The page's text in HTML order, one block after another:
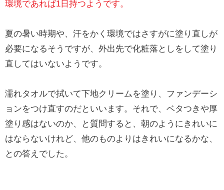
環境であれば1日持つようです。
夏の暑い時期や、汗をかく環境ではさすがに塗り直しが
必要になるそうですが、外出先で化粧落としをして塗り
直してはいないようです。
濡れタオルで拭いて下地クリームを塗り、ファンデーシ
ョンをつけ直すのだといいます。それで、ベタつきや厚
塗り感はないのか、と質問すると、朝のようにきれいに
はならないけれど、他のものよりはきれいになるかな、
との答えでした。